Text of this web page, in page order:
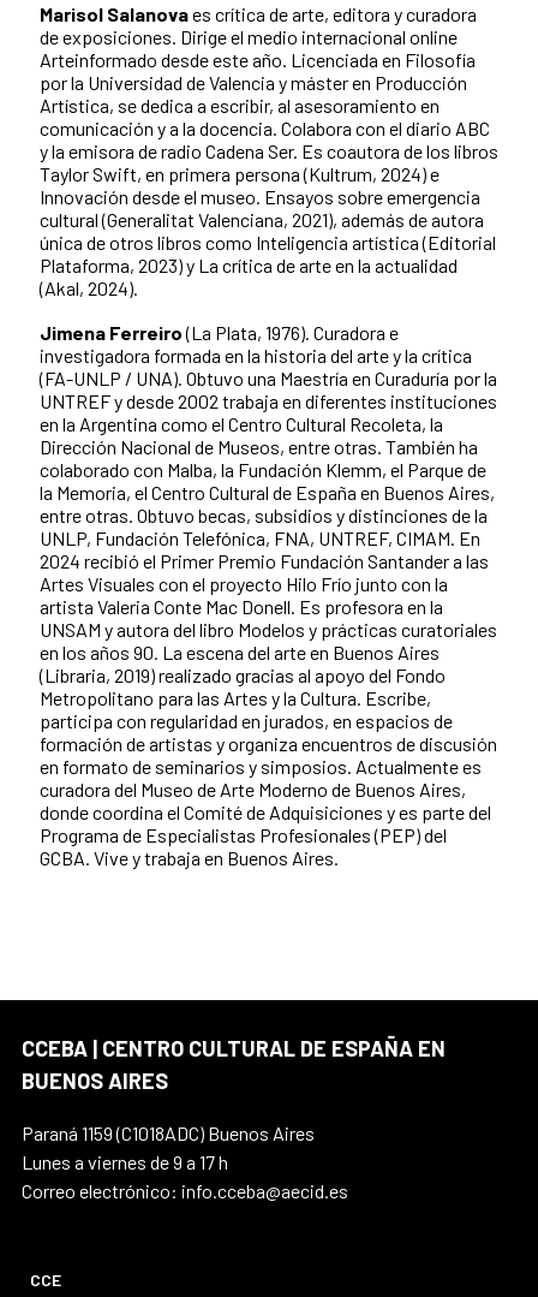
Marisol Salanovaes crítica de arte, editora y curadora
de exposiciones. Dirige el medio internacional online
Arteinformado desde este año. Licenciada en Filosofía
por la Universidad de Valencia y máster en Producción
Artística, se dedica a escribir, al asesoramiento en
comunicación y a la docencia. Colabora con el diario ABC
y la emisora de radio Cadena Ser. Es coautora de los libros
Taylor Swift, en primera persona (Kultrum, 2024) e
Innovación desde el museo. Ensayos sobre emergencia
cultural (Generalitat Valenciana, 2021), además de autora
única de otros libros como Inteligencia artística (Editorial
Plataforma, 2023) y La crítica de arte en la actualidad
(Akal, 2024).
Jimena Ferreiro(La Plata, 1976). Curadora e
investigadora formada en la historia del arte y la crítica
(FA-UNLP / UNA). Obtuvo una Maestría en Curaduría por la
UNTREF y desde 2002 trabaja en diferentes instituciones
en la Argentina como el Centro Cultural Recoleta, la
Dirección Nacional de Museos, entre otras. También ha
colaborado con Malba, la Fundación Klemm, el Parque de
la Memoria, el Centro Cultural de España en Buenos Aires,
entre otras. Obtuvo becas, subsidios y distinciones de la
UNLP, Fundación Telefónica, FNA, UNTREF, CIMAM. En
2024 recibió el Primer Premio Fundación Santander a las
Artes Visuales con el proyecto Hilo Frío junto con la
artista Valeria Conte Mac Donell. Es profesora en la
UNSAM y autora del libro Modelos y prácticas curatoriales
en los años 90. La escena del arte en Buenos Aires
(Libraria, 2019) realizado gracias al apoyo del Fondo
Metropolitano para las Artes y la Cultura. Escribe,
participa con regularidad en jurados, en espacios de
formación de artistas y organiza encuentros de discusión
en formato de seminarios y simposios. Actualmente es
curadora del Museo de Arte Moderno de Buenos Aires,
donde coordina el Comité de Adquisiciones y es parte del
Programa de Especialistas Profesionales (PEP) del
GCBA. Vive y trabaja en Buenos Aires.
CCEBA | CENTRO CULTURAL DE ESPAÑA EN
BUENOS AIRES
Paraná 1159 (C1018ADC) Buenos Aires
Lunes a viernes de 9 a 17 h
Correo electrónico: info.cceba@aecid.es
CCE